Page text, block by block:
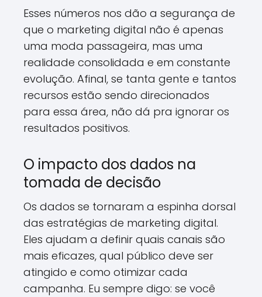
Esses números nos dão a segurança de
que o marketing digital não é apenas
uma moda passageira, mas uma
realidade consolidada e em constante
evolução. Afinal, se tanta gente e tantos
recursos estão sendo direcionados
para essa área, não dá pra ignorar os
resultados positivos.
O impacto dos dados na
tomada de decisão
Os dados se tornaram a espinha dorsal
das estratégias de marketing digital.
Eles ajudam a definir quais canais são
mais eficazes, qual público deve ser
atingido e como otimizar cada
campanha. Eu sempre digo: se você